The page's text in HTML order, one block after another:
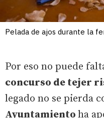
Pelada de ajos durante la
Por eso no puede
concurso de tejer
legado no se pierda
Ayuntamiento ha